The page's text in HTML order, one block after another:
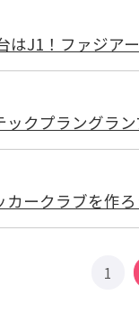
J1！ファジア
プラングラン
クラブを作ろ
1